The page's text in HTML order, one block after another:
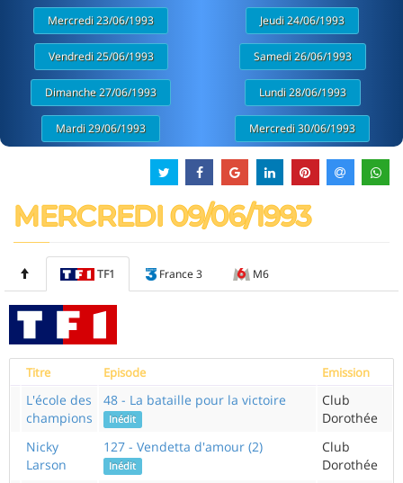
Mercredi 23/06/1993 Jeudi 24/06/1993
Vendredi 25/06/1993 Samedi 26/06/1993
Dimanche 27/06/1993 Lundi 28/06/1993
Mardi 29/06/1993 Mercredi 30/06/1993
MERCREDI 09/06/1993
TF1 France 3 M6
Titre Episode Emission
L'école des
champions
48 - La bataille pour la victoire
Inédit
Club
Dorothée
Nicky
Larson
127 - Vendetta d'amour (2)
Inédit
Club
Dorothée